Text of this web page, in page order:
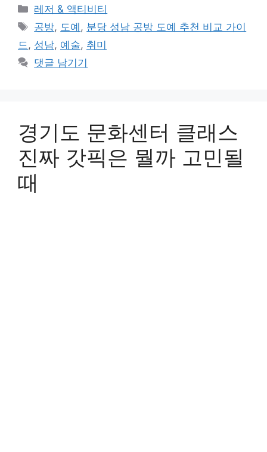
카
테
리
레저 & 액티비티
태
그
공방, 도예 , 분당 성남 공방 도예 추천 비교 가이
드, 성남, 예술, 취미
댓글 남기기
경기도 문화센터 클래스
진짜 갓픽은 뭘까 고민될
때